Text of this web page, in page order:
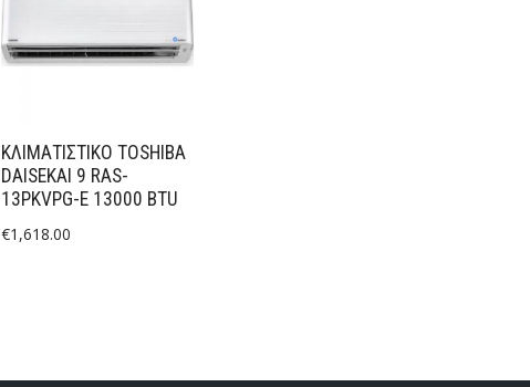
ΚΛΙΜΑΤΙΣΤΙΚΟ TOSHIBA
DAISEKAI 9 RAS-
13PKVPG-E 13000 BTU
€1,618.00